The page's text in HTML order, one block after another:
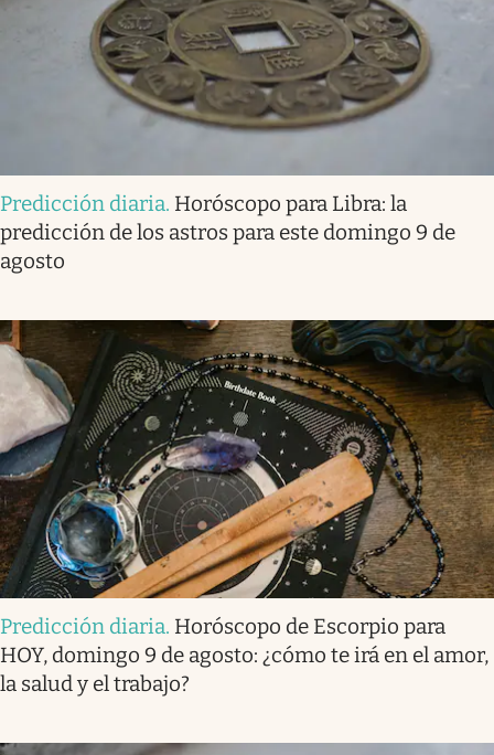
Predicción diaria. Horóscopo para Libra: la
predicción de los astros para este domingo 9 de
agosto
Predicción diaria. Horóscopo de Escorpio para
HOY, domingo 9 de agosto: ¿cómo te irá en el amor,
la salud y el trabajo?